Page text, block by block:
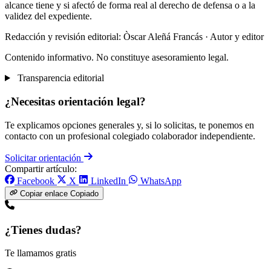
alcance tiene y si afectó de forma real al derecho de defensa o a la
validez del expediente.
Redacción y revisión editorial: Òscar Aleñá Francás · Autor y editor
Contenido informativo. No constituye asesoramiento legal.
Transparencia editorial
¿Necesitas orientación legal?
Te explicamos opciones generales y, si lo solicitas, te ponemos en
contacto con un profesional colegiado colaborador independiente.
Solicitar orientación
Compartir artículo:
Facebook
X LinkedIn WhatsApp
Copiar enlace Copiado
¿Tienes dudas?
Te llamamos gratis